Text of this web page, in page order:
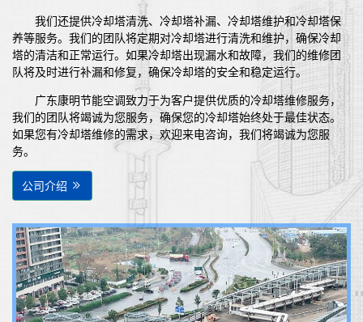
我们还提供冷却塔清洗、冷却塔补漏、冷却塔维护和冷却塔保
养等服务。我们的团队将定期对冷却塔进行清洗和维护，确保冷却
塔的清洁和正常运行。如果冷却塔出现漏水和故障，我们的维修团
队将及时进行补漏和修复，确保冷却塔的安全和稳定运行。
广东康明节能空调致力于为客户提供优质的冷却塔维修服务，
我们的团队将竭诚为您服务，确保您的冷却塔始终处于最佳状态。
如果您有冷却塔维修的需求，欢迎来电咨询，我们将竭诚为您服
务。
公司介绍